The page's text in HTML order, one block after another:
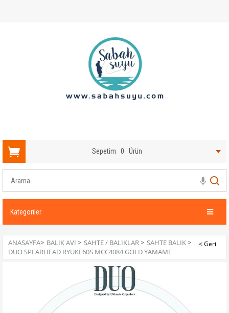
Sepetim 0 Ürün
Kategoriler
ANASAYFA> BALIK AVI > SAHTE / BALIKLAR> SAHTE BALIK>
DUO SPEARHEAD RYUKI 60S MCC4084 GOLD YAMAME